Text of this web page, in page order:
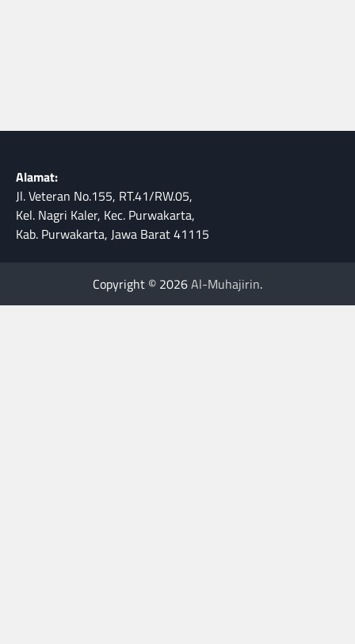
Alamat:
Jl. Veteran No.155, RT.41/RW.05,
Kel. Nagri Kaler, Kec. Purwakarta,
Kab. Purwakarta, Jawa Barat 41115
Copyright © 2026Al-Muhajirin.